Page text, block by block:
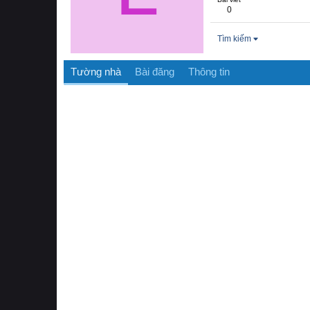
0
Tìm kiếm
Tường nhà Bài đăng Thông tin